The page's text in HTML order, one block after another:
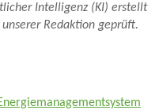
Intelligenz (KI) erstellt
Redaktion geprüft.